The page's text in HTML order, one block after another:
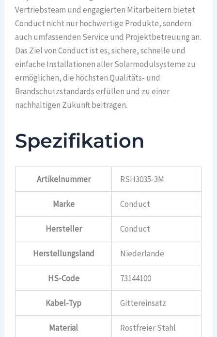
Vertriebsteam und engagierten Mitarbeitern bietet
Conduct nicht nur hochwertige Produkte, sondern
auch umfassenden Service und Projektbetreuung an.
Das Ziel von Conduct ist es, sichere, schnelle und
einfache Installationen aller Solarmodulsysteme zu
ermöglichen, die höchsten Qualitäts- und
Brandschutzstandards erfüllen und zu einer
nachhaltigen Zukunft beitragen.
Spezifikation
Artikelnummer RSH3035-3M
Marke Conduct
Hersteller Conduct
Herstellungsland Niederlande
HS-Code 73144100
Kabel-Typ Gittereinsatz
Material Rostfreier Stahl